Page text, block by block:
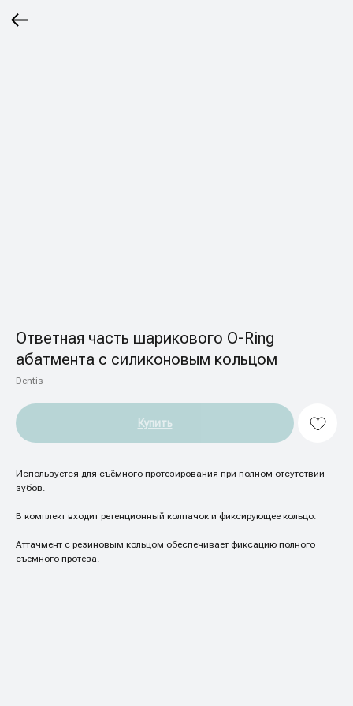
Ответная часть шарикового О-Ring
абатмента с силиконовым кольцом
Dentis
Купить
Используется для съёмного протезирования при полном отсутствии
зубов.
В комплект входит ретенционный колпачок и фиксирующее кольцо.
Аттачмент с резиновым кольцом обеспечивает фиксацию полного
съёмного протеза.